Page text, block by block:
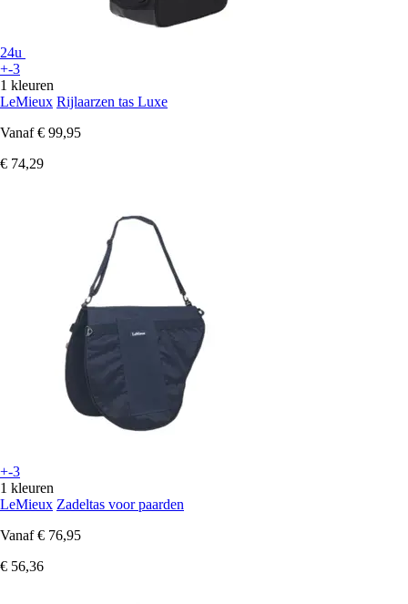
24u
+-3
1 kleuren
LeMieux Rijlaarzen tas Luxe
Vanaf € 99,95
€ 74,29
+-3
1 kleuren
LeMieux Zadeltas voor paarden
Vanaf € 76,95
€ 56,36